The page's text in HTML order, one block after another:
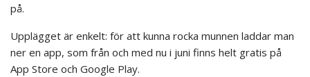
på.
Upplägget är enkelt: för att kunna rocka munnen laddar man
ner en app, som från och med nu i juni finns helt gratis på
App Store och Google Play.